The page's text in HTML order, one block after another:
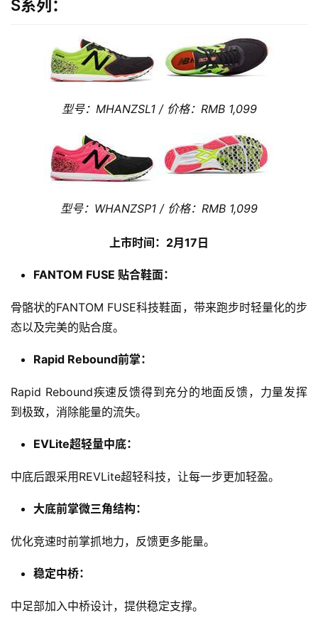
S系列：
型号：MHANZSL1 / 价格：RMB 1,099
型号：WHANZSP1 / 价格：RMB 1,099
上市时间：2月17日
FANTOM FUSE 贴合鞋面：
骨骼状的FANTOM FUSE科技鞋面，带来跑步时轻量化的步
态以及完美的贴合度。
Rapid Rebound前掌：
Rapid Rebound疾速反馈得到充分的地面反馈，力量发挥
到极致，消除能量的流失。
EVLite超轻量中底：
中底后跟采用REVLite超轻科技，让每一步更加轻盈。
大底前掌微三角结构：
优化竞速时前掌抓地力，反馈更多能量。
稳定中桥：
中足部加入中桥设计，提供稳定支撑。